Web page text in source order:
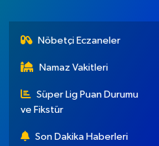
Nöbetçi Eczaneler
Namaz Vakitleri
Süper Lig Puan Durumu
ve Fikstür
Son Dakika Haberleri